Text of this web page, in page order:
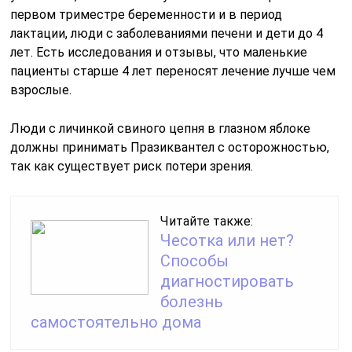
первом триместре беременности и в период
лактации, люди с заболеваниями печени и дети до 4
лет. Есть исследования и отзывы, что маленькие
пациенты старше 4 лет переносят лечение лучше чем
взрослые.
Люди с личинкой свиного цепня в глазном яблоке
должны принимать Празиквантел с осторожностью,
так как существует риск потери зрения.
Читайте также:
Чесотка или нет?
Способы
диагностировать
болезнь
самостоятельно дома